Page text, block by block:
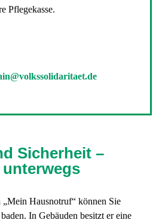
Pflegekasse.
Sicherheit –
Hausnotruf“ können Sie
In Gebäuden besitzt er eine